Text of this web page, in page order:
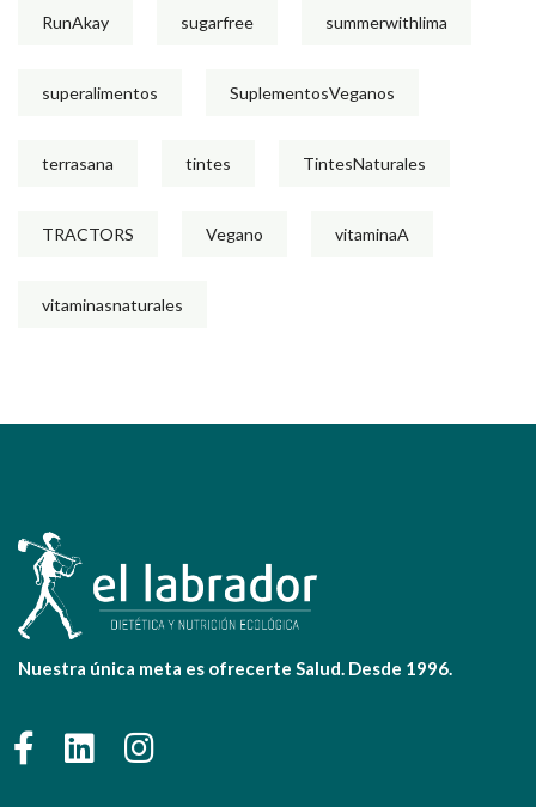
RunAkay sugarfree summerwithlima
superalimentos SuplementosVeganos
terrasana tintes TintesNaturales
TRACTORS Vegano vitaminaA
vitaminasnaturales
Nuestra única meta es ofrecerte Salud. Desde 1996.